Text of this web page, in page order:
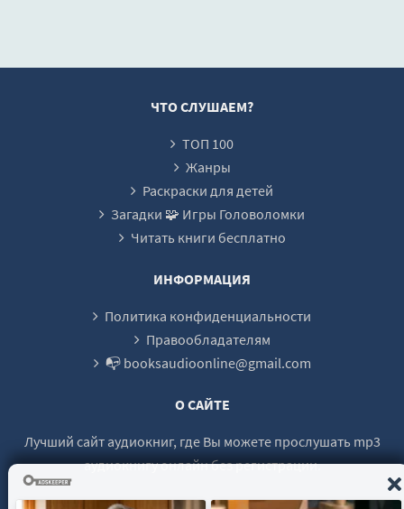
20
ЧТО СЛУШАЕМ?
ТОП 100
Жанры
Раскраски для детей
Загадки 🧩 Игры Головоломки
Читать книги бесплатно
ИНФОРМАЦИЯ
Политика конфиденциальности
Правообладателям
📭 booksaudioonline@gmail.com
О САЙТЕ
Лучший сайт аудиокниг, где Вы можете прослушать mp3
аудиокнигу онлайн без регистрации.